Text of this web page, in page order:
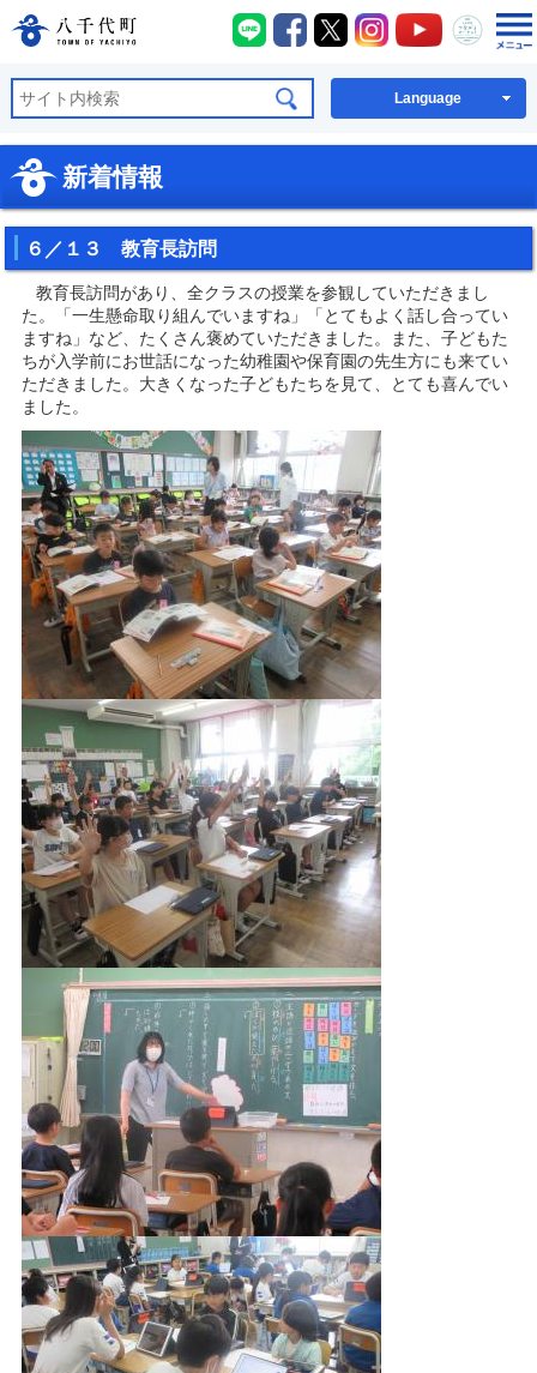
八千代町公式ホームページ
八千代町LINE
八千代町Facebook
八千代町X八千代町Instagram
八千代町
八千
Language
新着情報
６／１３ 教育長訪問
教育長訪問があり、全クラスの授業を参観していただきまし
た。「一生懸命取り組んでいますね」「とてもよく話し合ってい
ますね」など、たくさん褒めていただきました。また、子どもた
ちが入学前にお世話になった幼稚園や保育園の先生方にも来てい
ただきました。大きくなった子どもたちを見て、とても喜んでい
ました。